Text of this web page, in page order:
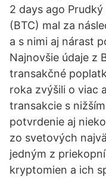
2 days ago
(BTC) mal za
a s nimi aj nárast
Najnovšie údaje z
transakčné
roka zvýšili o viac
transakcie s
potvrdenie aj
zo svetových
jedným z
kryptomien a ich